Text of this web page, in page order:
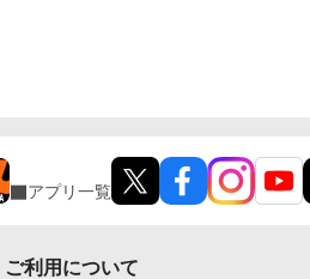
アプリ一覧
ご利用について